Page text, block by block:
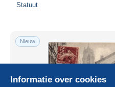
Statuut
Nieuw
Informatie over cookies